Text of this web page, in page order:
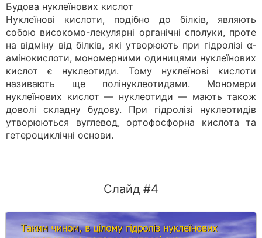
Будова нуклеїнових кислот
Нуклеїнові кислоти, подібно до білків, являють
собою високомо-лекулярні органічні сполуки, проте
на відміну від білків, які утворю­ють при гідролізі α-
амінокислоти, мономерними одиницями нуклеїнових
кислот є нуклеотиди. Тому нуклеїнові кислоти
називають ще полінуклеотидами. Мономери
нуклеїнових кислот — нуклеотиди — мають також
доволі складну будову. При гідролізі нуклеотидів
утворюються вуглевод, ортофосфорна кислота та
гетероциклічні основи.
Слайд #4